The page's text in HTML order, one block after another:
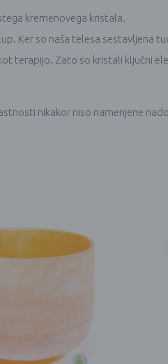
kremenovega kristala.
Ker so naša telesa
terapijo. Zato so kristali ključni
nikakor niso namenjene